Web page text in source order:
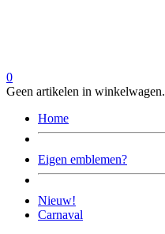
0
Geen artikelen in winkelwagen.
Home
Eigen emblemen?
Nieuw!
Carnaval